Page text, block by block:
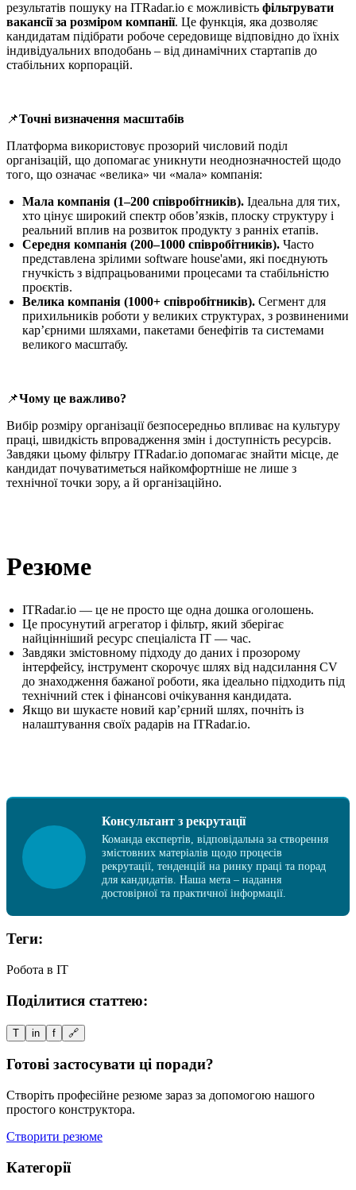
результатів пошуку на ITRadar.io є можливість фільтрувати
вакансії за розміром компанії. Це функція, яка дозволяє
кандидатам підібрати робоче середовище відповідно до їхніх
індивідуальних вподобань – від динамічних стартапів до
стабільних корпорацій.
📌Точні визначення масштабів
Платформа використовує прозорий числовий поділ
організацій, що допомагає уникнути неоднозначностей щодо
того, що означає «велика» чи «мала» компанія:
Мала компанія (1–200 співробітників). Ідеальна для тих,
хто цінує широкий спектр обов’язків, плоску структуру і
реальний вплив на розвиток продукту з ранніх етапів.
Середня компанія (200–1000 співробітників). Часто
представлена зрілими software house'ами, які поєднують
гнучкість з відпрацьованими процесами та стабільністю
проєктів.
Велика компанія (1000+ співробітників). Сегмент для
прихильників роботи у великих структурах, з розвиненими
кар’єрними шляхами, пакетами бенефітів та системами
великого масштабу.
📌Чому це важливо?
Вибір розміру організації безпосередньо впливає на культуру
праці, швидкість впровадження змін і доступність ресурсів.
Завдяки цьому фільтру ITRadar.io допомагає знайти місце, де
кандидат почуватиметься найкомфортніше не лише з
технічної точки зору, а й організаційно.
Резюме
ITRadar.io — це не просто ще одна дошка оголошень.
Це просунутий агрегатор і фільтр, який зберігає
найцінніший ресурс спеціаліста IT — час.
Завдяки змістовному підходу до даних і прозорому
інтерфейсу, інструмент скорочує шлях від надсилання CV
до знаходження бажаної роботи, яка ідеально підходить під
технічний стек і фінансові очікування кандидата.
Якщо ви шукаєте новий кар’єрний шлях, почніть із
налаштування своїх радарів на ITRadar.io.
Консультант з рекрутації
Команда експертів, відповідальна за створення
змістовних матеріалів щодо процесів
рекрутації, тенденцій на ринку праці та порад
для кандидатів. Наша мета – надання
достовірної та практичної інформації.
Теги:
Робота в IT
Поділитися статтею:
T in f 🔗
Готові застосувати ці поради?
Створіть професійне резюме зараз за допомогою нашого
простого конструктора.
Створити резюме
Категорії